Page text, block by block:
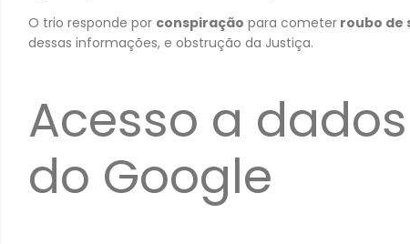
O trio responde por conspiração para cometer roubo de
dessas informações, e obstrução da Justiça.
Acesso a
do Google